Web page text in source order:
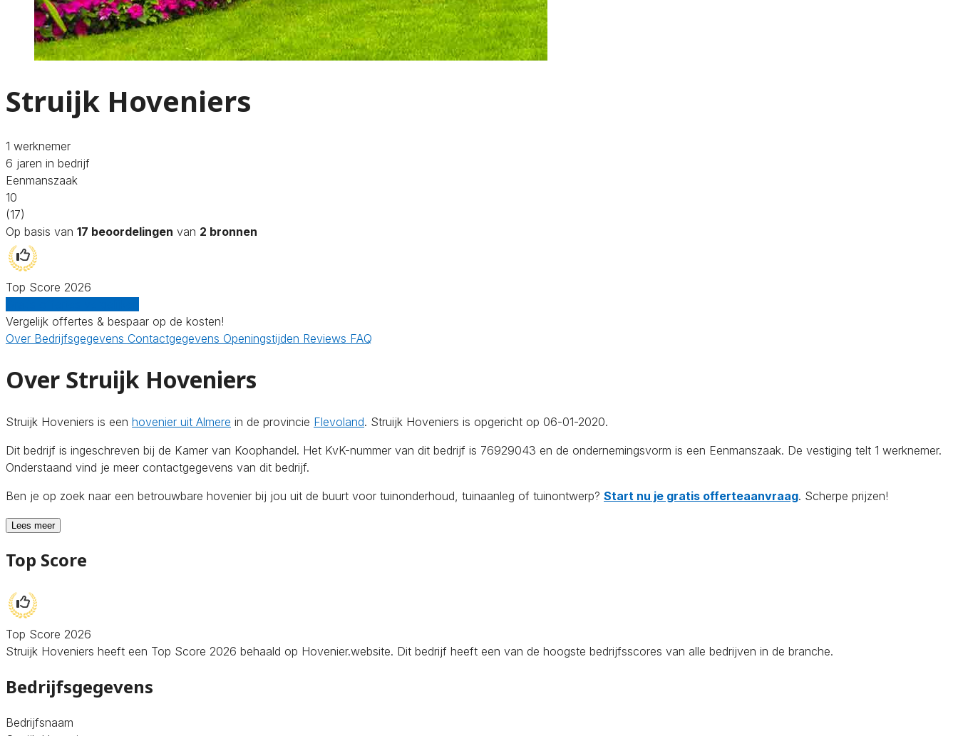
Struijk Hoveniers
1 werknemer
6 jaren in bedrijf
Eenmanszaak
10
(17)
Op basis van 17 beoordelingen van 2 bronnen
Top Score 2026
Vergelijk offertes & bespaar op de kosten!
Over Bedrijfsgegevens Contactgegevens Openingstijden Reviews FAQ
Over Struijk Hoveniers
Struijk Hoveniers is een hovenier uit Almere in de provincie Flevoland. Struijk Hoveniers is opgericht op 06-01-2020.
Dit bedrijf is ingeschreven bij de Kamer van Koophandel. Het KvK-nummer van dit bedrijf is 76929043 en de ondernemingsvorm is een Eenmanszaak. De vestiging telt 1 werknemer.
Onderstaand vind je meer contactgegevens van dit bedrijf.
Ben je op zoek naar een betrouwbare hovenier bij jou uit de buurt voor tuinonderhoud, tuinaanleg of tuinontwerp? Start nu je gratis offerteaanvraag. Scherpe prijzen!
Lees meer
Top Score
Top Score 2026
Struijk Hoveniers heeft een Top Score 2026 behaald op Hovenier.website. Dit bedrijf heeft een van de hoogste bedrijfsscores van alle bedrijven in de branche.
Bedrijfsgegevens
Bedrijfsnaam